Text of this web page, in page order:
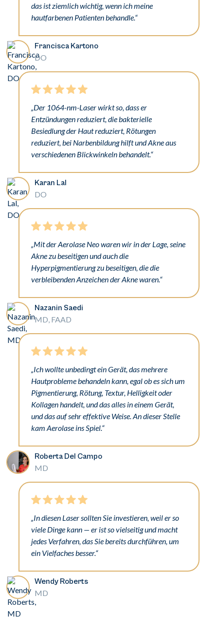
das ist ziemlich wichtig, wenn ich meine
hautfarbenen Patienten behandle.“
Francisca Kartono
DO
„Der 1064-nm-Laser wirkt so, dass er
Entzündungen reduziert, die bakterielle
Besiedlung der Haut reduziert, Rötungen
reduziert, bei Narbenbildung hilft und Akne aus
verschiedenen Blickwinkeln behandelt.“
Karan Lal
DO
„Mit der Aerolase Neo waren wir in der Lage, seine
Akne zu beseitigen und auch die
Hyperpigmentierung zu beseitigen, die die
verbleibenden Anzeichen der Akne waren.“
Nazanin Saedi
MD, FAAD
„Ich wollte unbedingt ein Gerät, das mehrere
Hautprobleme behandeln kann, egal ob es sich um
Pigmentierung, Rötung, Textur, Helligkeit oder
Kollagen handelt, und das alles in einem Gerät,
und das auf sehr effektive Weise. An dieser Stelle
kam Aerolase ins Spiel.“
Roberta Del Campo
MD
„In diesen Laser sollten Sie investieren, weil er so
viele Dinge kann — er ist so vielseitig und macht
jedes Verfahren, das Sie bereits durchführen, um
ein Vielfaches besser.“
Wendy Roberts
MD